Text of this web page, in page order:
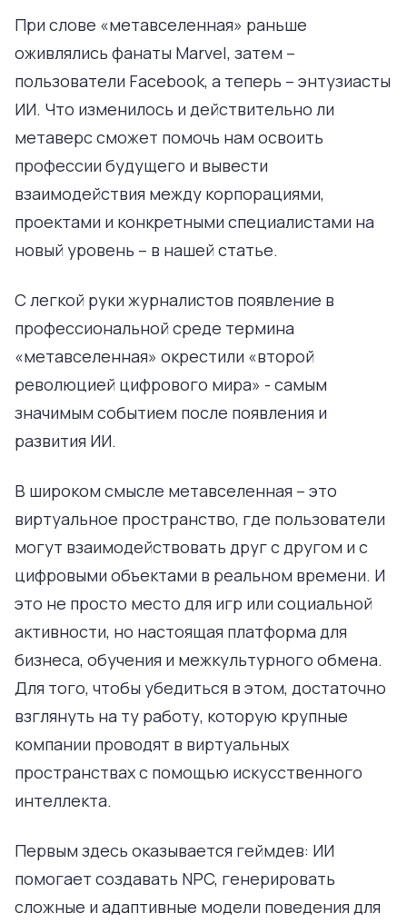
При слове «метавселенная» раньше
оживлялись фанаты Marvel, затем –
пользователи Facebook, а теперь – энтузиасты
ИИ. Что изменилось и действительно ли
метаверс сможет помочь нам освоить
профессии будущего и вывести
взаимодействия между корпорациями,
проектами и конкретными специалистами на
новый уровень – в нашей статье.
С легкой руки журналистов появление в
профессиональной среде термина
«метавселенная» окрестили «второй
революцией цифрового мира» - самым
значимым событием после появления и
развития ИИ.
В широком смысле метавселенная – это
виртуальное пространство, где пользователи
могут взаимодействовать друг с другом и с
цифровыми объектами в реальном времени. И
это не просто место для игр или социальной
активности, но настоящая платформа для
бизнеса, обучения и межкультурного обмена.
Для того, чтобы убедиться в этом, достаточно
взглянуть на ту работу, которую крупные
компании проводят в виртуальных
пространствах с помощью искусственного
интеллекта.
Первым здесь оказывается геймдев: ИИ
помогает создавать NPC, генерировать
сложные и адаптивные модели поведения для